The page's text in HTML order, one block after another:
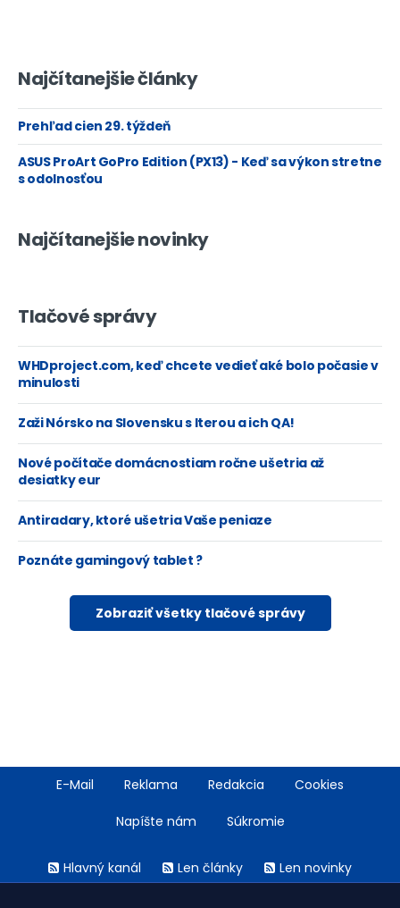
Najčítanejšie články
Prehľad cien 29. týždeň
ASUS ProArt GoPro Edition (PX13) - Keď sa výkon stretne
s odolnosťou
Najčítanejšie novinky
Tlačové správy
WHDproject.com, keď chcete vedieť aké bolo počasie v
minulosti
Zaži Nórsko na Slovensku s Iterou a ich QA!
Nové počítače domácnostiam ročne ušetria až
desiatky eur
Antiradary, ktoré ušetria Vaše peniaze
Poznáte gamingový tablet ?
Zobraziť všetky tlačové správy
FooterE-Mail Reklama Redakcia Cookies
Napíšte nám Súkromie
menuHlavný kanál Len články Len novinky